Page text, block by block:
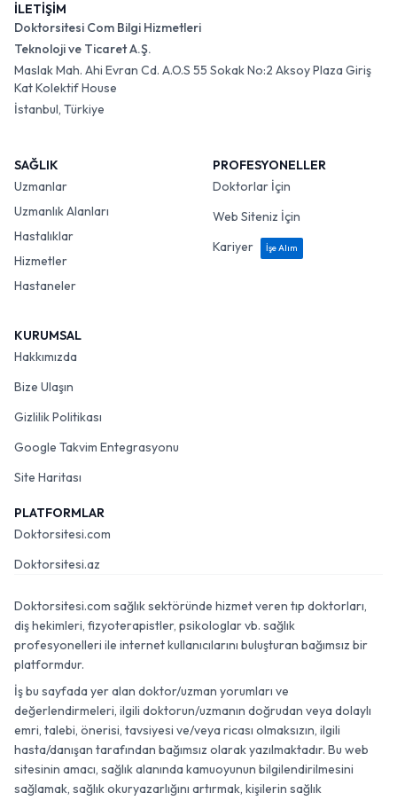
İLETİŞİM
Doktorsitesi Com Bilgi Hizmetleri
Teknoloji ve Ticaret A.Ş.
Maslak Mah. Ahi Evran Cd. A.O.S 55 Sokak No:2 Aksoy Plaza Giriş
Kat Kolektif House
İstanbul, Türkiye
SAĞLIK
Uzmanlar
Uzmanlık Alanları
Hastalıklar
Hizmetler
Hastaneler
PROFESYONELLER
Doktorlar İçin
Web Siteniz İçin
Kariyer
İşe Alım
KURUMSAL
Hakkımızda
Bize Ulaşın
Gizlilik Politikası
Google Takvim Entegrasyonu
Site Haritası
PLATFORMLAR
Doktorsitesi.com
Doktorsitesi.az
Doktorsitesi.com sağlık sektöründe hizmet veren tıp doktorları,
diş hekimleri, fizyoterapistler, psikologlar vb. sağlık
profesyonelleri ile internet kullanıcılarını buluşturan bağımsız bir
platformdur.
İş bu sayfada yer alan doktor/uzman yorumları ve
değerlendirmeleri, ilgili doktorun/uzmanın doğrudan veya dolaylı
emri, talebi, önerisi, tavsiyesi ve/veya ricası olmaksızın, ilgili
hasta/danışan tarafından bağımsız olarak yazılmaktadır. Bu web
sitesinin amacı, sağlık alanında kamuoyunun bilgilendirilmesini
sağlamak, sağlık okuryazarlığını artırmak, kişilerin sağlık